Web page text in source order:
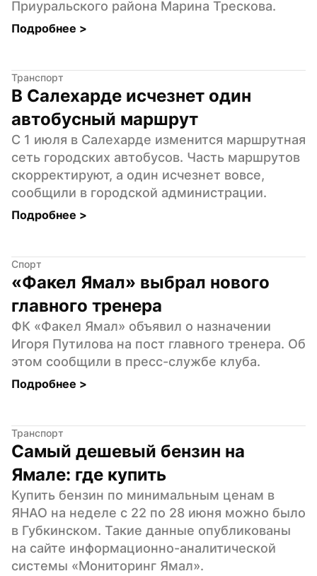
Приуральского района Марина Трескова.
Подробнее >
Транспорт
В Салехарде исчезнет один
автобусный маршрут
С 1 июля в Салехарде изменится маршрутная
сеть городских автобусов. Часть маршрутов
скорректируют, а один исчезнет вовсе,
сообщили в городской администрации.
Подробнее >
Спорт
«Факел Ямал» выбрал нового
главного тренера
ФК «Факел Ямал» объявил о назначении
Игоря Путилова на пост главного тренера. Об
этом сообщили в пресс-службе клуба.
Подробнее >
Транспорт
Самый дешевый бензин на
Ямале: где купить
Купить бензин по минимальным ценам в
ЯНАО на неделе с 22 по 28 июня можно было
в Губкинском. Такие данные опубликованы
на сайте информационно-аналитической
системы «Мониторинг Ямал».